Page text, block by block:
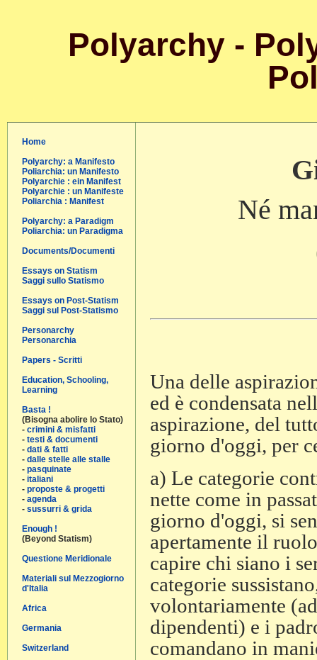
Polyarchy -
Home
Polyarchy: a Manifesto
Poliarchia: un Manifesto
Polyarchie : ein Manifest
Polyarchie : un Manifeste
Poliarchia : Manifest
Polyarchy: a Paradigm
Poliarchia: un Paradigma
Documents/Documenti
Essays on Statism
Saggi sullo Statismo
Essays on Post-Statism
Saggi sul Post-Statismo
Personarchy
Personarchia
Papers - Scritti
Education, Schooling,
Learning
Basta !
(Bisogna abolire lo Stato)
- crimini & misfatti
- testi & documenti
- dati & fatti
- dalle stelle alle stalle
- pasquinate
- italiani
- proposte & progetti
- agenda
- sussurri & grida
Enough !
(Beyond Statism)
Questione Meridionale
Materiali sul Mezzogiorno
d'Italia
Africa
Germania
Switzerland
Né
Una delle
ed è condensata
aspirazione, del
giorno d'oggi, per
a) Le categorie
nette come in
giorno d'oggi, si
apertamente il
capire chi siano i
categorie
volontariamente
dipendenti) e i
comandano in